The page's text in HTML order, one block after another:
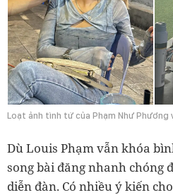
Loạt ảnh tình tứ của Phạm Như Phương
Dù Louis Phạm vẫn khóa
song bài đăng nhanh chóng
diễn đàn. Có nhiều ý kiến